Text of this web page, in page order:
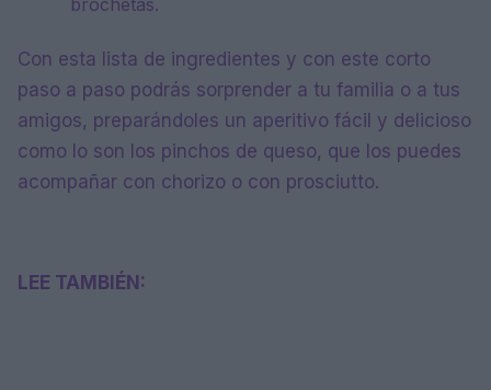
Con esta lista de ingredientes y con este corto
paso a paso podrás sorprender a tu familia o a tus
amigos, preparándoles un aperitivo fácil y delicioso
como lo son los pinchos de queso, que los puedes
acompañar con chorizo o con prosciutto.
LEE TAMBIÉN: